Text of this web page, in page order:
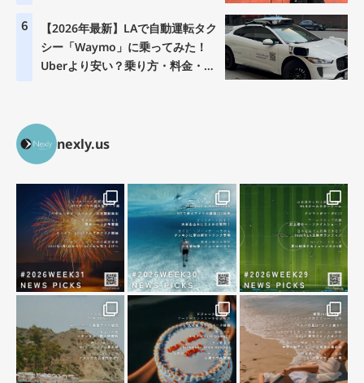
6
【2026年最新】LAで自動運転タク
シー「Waymo」に乗ってみた！
Uberより安い？乗り方・料金・注
nexly.us